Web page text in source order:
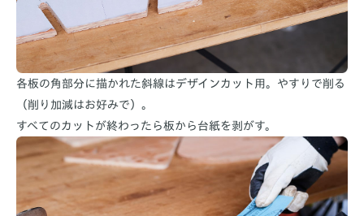
各板の角部分に描かれた斜線はデザインカット用。やすりで削る
（削り加減はお好みで）。
すべてのカットが終わったら板から台紙を剥がす。